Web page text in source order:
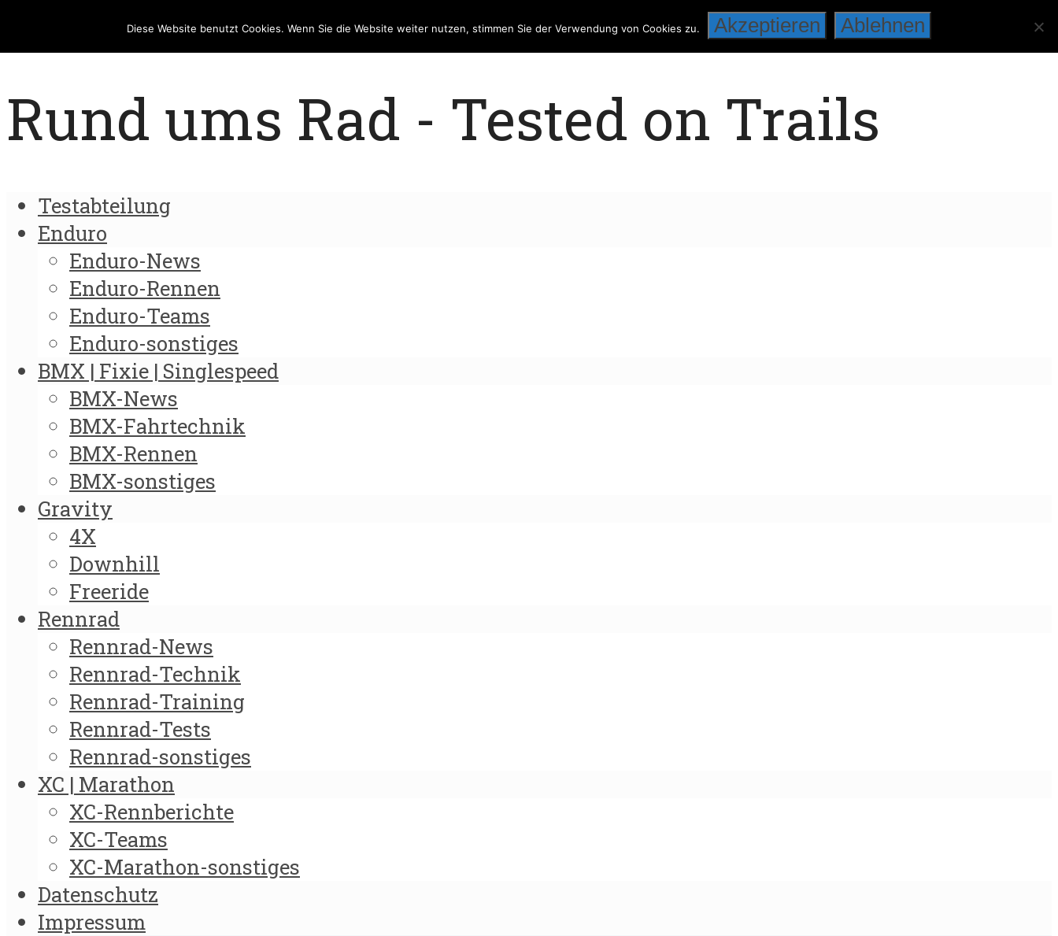
Rund ums Rad - Tested on Trails
Testabteilung
Enduro
Enduro-News
Enduro-Rennen
Enduro-Teams
Enduro-sonstiges
BMX | Fixie | Singlespeed
BMX-News
BMX-Fahrtechnik
BMX-Rennen
BMX-sonstiges
Gravity
4X
Downhill
Freeride
Rennrad
Rennrad-News
Rennrad-Technik
Rennrad-Training
Rennrad-Tests
Rennrad-sonstiges
XC | Marathon
XC-Rennberichte
XC-Teams
XC-Marathon-sonstiges
Datenschutz
Impressum
Diese Website benutzt Cookies. Wenn Sie die Website weiter nutzen, stimmen Sie der Verwendung von Cookies zu. Akzeptieren Ablehnen